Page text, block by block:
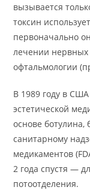
вызывается
токсин
первоначально
лечении нервных
офтальмологии
В 1989 году в
эстетической
основе
санитарному
медикаментов
2 года спустя —
потоотделения.